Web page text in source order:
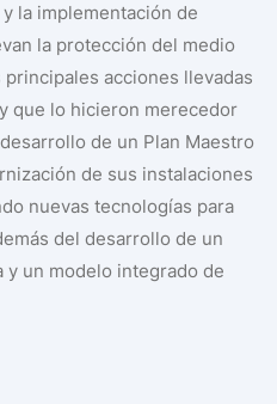
la implementación de
la protección del medio
acciones llevadas
que lo hicieron merecedor
de un Plan Maestro
de sus instalaciones
nuevas tecnologías para
del desarrollo de un
un modelo integrado de